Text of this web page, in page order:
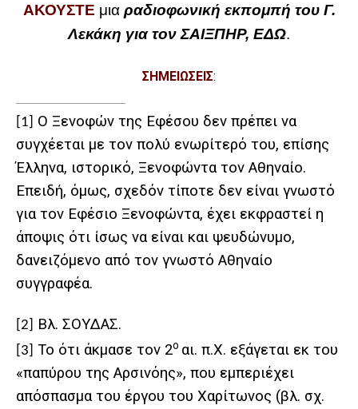
ΑΚΟΥΣΤΕ μια ραδιοφωνική εκπομπή του Γ.
Λεκάκη για τον ΣΑΙΞΠΗΡ, ΕΔΩ.
ΣΗΜΕΙΩΣΕΙΣ:
[1] Ο Ξενοφών της Εφέσου δεν πρέπει να
συγχέεται με τον πολύ ενωρίτερό του, επίσης
Έλληνα, ιστορικό, Ξενοφώντατον Αθηναίο.
Επειδή, όμως, σχεδόν τίποτε δεν είναι γνωστό
για τον Εφέσιο Ξενοφώντα, έχει εκφραστεί η
άποψις ότι ίσως να είναι και ψευδώνυμο,
δανειζόμενο από τον γνωστό Αθηναίο
συγγραφέα.
[2] Βλ. ΣΟΥΔΑΣ.
[3] Το ότι άκμασε τον 2ο αι. π.Χ. εξάγεται εκ του
«παπύρου της Αρσινόης», που εμπεριέχει
απόσπασμα του έργου του Χαρίτωνος (βλ. σχ.